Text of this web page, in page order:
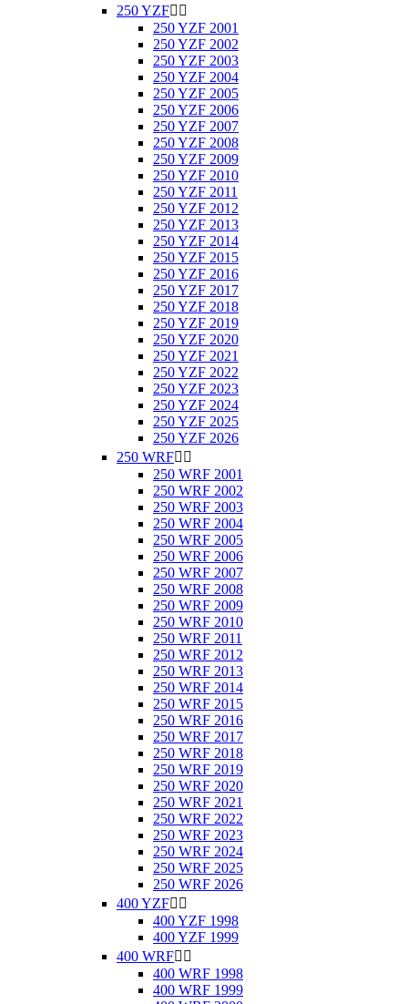
250 YZF 
250 YZF 2001
250 YZF 2002
250 YZF 2003
250 YZF 2004
250 YZF 2005
250 YZF 2006
250 YZF 2007
250 YZF 2008
250 YZF 2009
250 YZF 2010
250 YZF 2011
250 YZF 2012
250 YZF 2013
250 YZF 2014
250 YZF 2015
250 YZF 2016
250 YZF 2017
250 YZF 2018
250 YZF 2019
250 YZF 2020
250 YZF 2021
250 YZF 2022
250 YZF 2023
250 YZF 2024
250 YZF 2025
250 YZF 2026
250 WRF 
250 WRF 2001
250 WRF 2002
250 WRF 2003
250 WRF 2004
250 WRF 2005
250 WRF 2006
250 WRF 2007
250 WRF 2008
250 WRF 2009
250 WRF 2010
250 WRF 2011
250 WRF 2012
250 WRF 2013
250 WRF 2014
250 WRF 2015
250 WRF 2016
250 WRF 2017
250 WRF 2018
250 WRF 2019
250 WRF 2020
250 WRF 2021
250 WRF 2022
250 WRF 2023
250 WRF 2024
250 WRF 2025
250 WRF 2026
400 YZF 
400 YZF 1998
400 YZF 1999
400 WRF 
400 WRF 1998
400 WRF 1999